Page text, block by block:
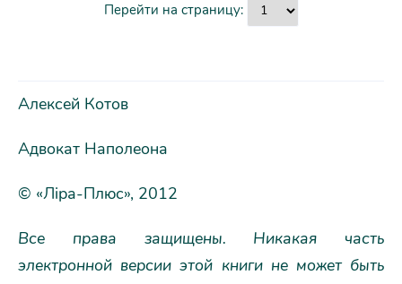
Перейти на страницу:
Алексей Котов
Адвокат Наполеона
© «Ліра-Плюс», 2012
Все права защищены. Никакая часть
электронной версии этой книги не может быть